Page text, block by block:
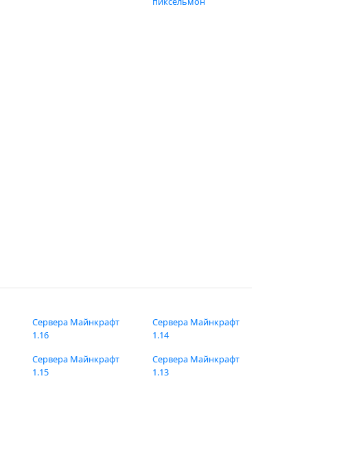
Сервера Майнкрафт
1.16
Сервера Майнкрафт
1.15
Сервера Майнкрафт
1.14
Сервера Майнкрафт
1.13